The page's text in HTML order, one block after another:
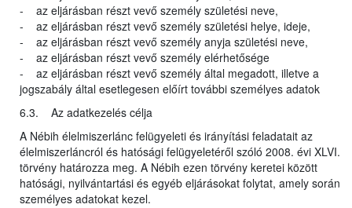
- az eljárásban részt vevő személy születési neve,
- az eljárásban részt vevő személy születési helye, ideje,
- az eljárásban részt vevő személy anyja születési neve,
- az eljárásban részt vevő személy elérhetősége
- az eljárásban részt vevő személy által megadott, illetve a
jogszabály által esetlegesen előírt további személyes adatok
6.3. Az adatkezelés célja
A Nébih élelmiszerlánc felügyeleti és irányítási feladatait az
élelmiszerláncról és hatósági felügyeletéről szóló 2008. évi XLVI.
törvény határozza meg. A Nébih ezen törvény keretei között
hatósági, nyilvántartási és egyéb eljárásokat folytat, amely során
személyes adatokat kezel.